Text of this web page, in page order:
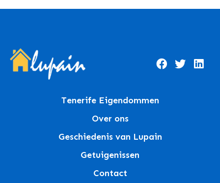
Tenerife Eigendommen
Over ons
Geschiedenis van Lupain
Getuigenissen
Contact